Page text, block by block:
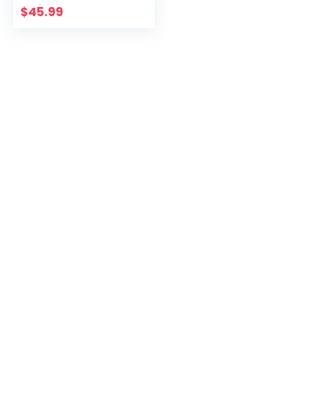
touchscreen,
$45.99